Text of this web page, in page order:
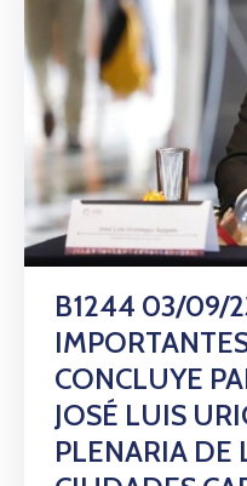
B1244 03/09/
CONCLUYE
JOSÉ LUIS
PLENARIA DE